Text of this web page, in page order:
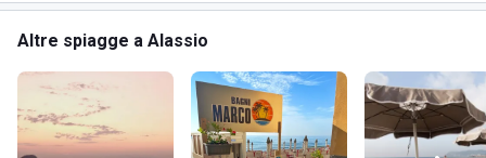
Connessione WiFi
Docce calde
Servizio animazione
DOVE SI TROVA BAGNI SERRE
Altre spiagge a Alassio